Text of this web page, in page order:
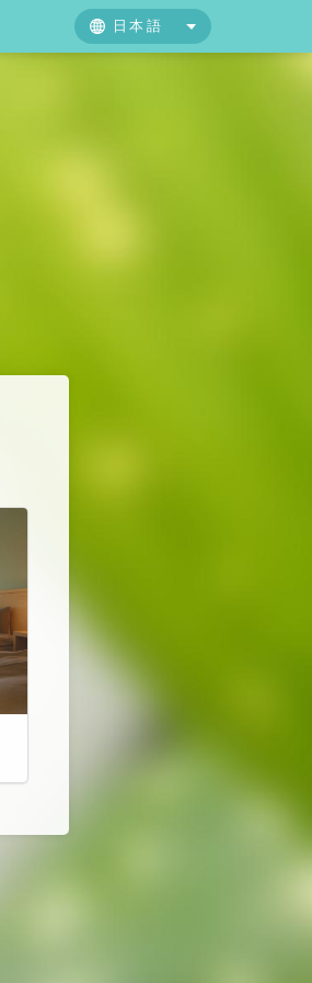
日本語
中文